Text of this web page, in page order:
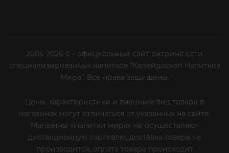
2005-2026 © - официальный сайт-витрина сети
специализированных напитков "Калейдоскоп Напитков
Мира". Все права защищены.
Цены, характеристики и внешний вид товара в
магазинах могут отличаться от указанных на сайте.
Магазины «Напитки мира» не осуществляют
дистанционную торговлю, доставка товара не
производится, оплата товара происходит